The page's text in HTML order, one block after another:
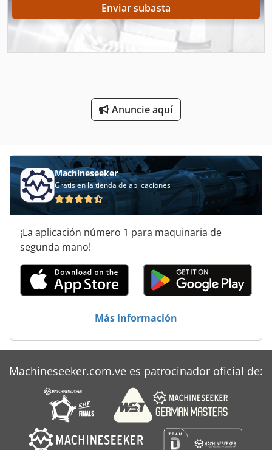
Máquina De La Construcción
Máquina De La Succión
Sostenedor De Herramienta Accionada
Sui
Sujeción De La Torre
Sujetador De
Unidad De Motor
Unidad De Succión
Ángulo De Sujeción
Enviar subasta
Anuncie aquí
Machineseeker
Gratis en la tienda de aplicaciones
¡La aplicación número 1 para maquinaria de
segunda mano!
Más información
Machineseeker.com.ve es patrocinador oficial de: